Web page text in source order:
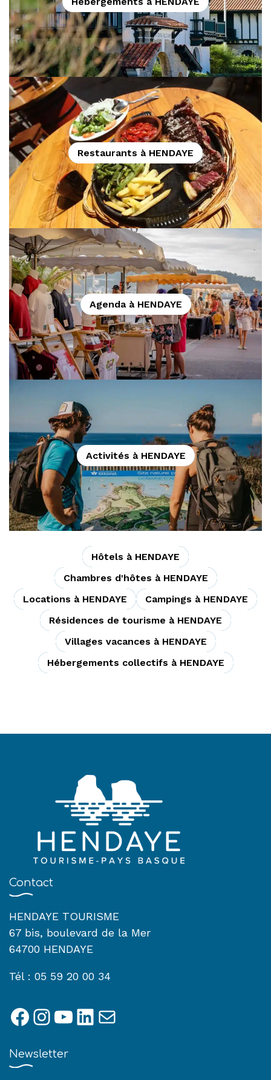
Restaurants à HENDAYE
Agenda à HENDAYE
Activités à HENDAYE
Hôtels à HENDAYE
Chambres d'hôtes à HENDAYE
Locations à HENDAYE
Campings à HENDAYE
Résidences de tourisme à HENDAYE
Villages vacances à HENDAYE
Hébergements collectifs à HENDAYE
Contact
HENDAYE TOURISME
67 bis, boulevard de la Mer
64700 HENDAYE
Tél : 05 59 20 00 34
Facebook
Instagram
YouTube
LinkedIn
E-mail
Newsletter